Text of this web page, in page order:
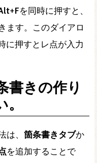
+Fを同時に押すと、
ます。このダイアロ
に押すとレ点が入力
書きの作り
、 箇条書きタブか
を追加することで